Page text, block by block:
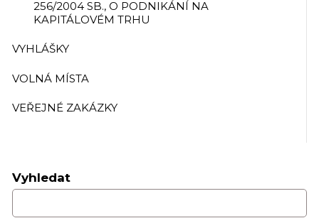
256/2004 SB., O PODNIKÁNÍ NA
KAPITÁLOVÉM TRHU
VYHLÁŠKY
VOLNÁ MÍSTA
VEŘEJNÉ ZAKÁZKY
Vyhledat